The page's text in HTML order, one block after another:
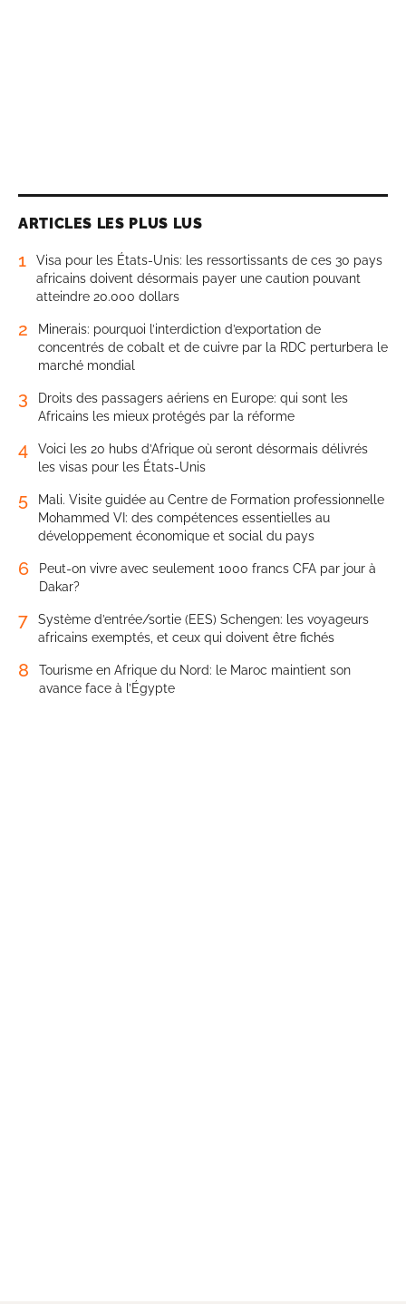
ARTICLES LES PLUS LUS
1
Visa pour les États-Unis: les ressortissants de ces 30 pays
africains doivent désormais payer une caution pouvant
atteindre 20.000 dollars
2
Minerais: pourquoi l’interdiction d’exportation de
concentrés de cobalt et de cuivre par la RDC perturbera le
marché mondial
3
Droits des passagers aériens en Europe: qui sont les
Africains les mieux protégés par la réforme
4
Voici les 20 hubs d’Afrique où seront désormais délivrés
les visas pour les États-Unis
5
Mali. Visite guidée au Centre de Formation professionnelle
Mohammed VI: des compétences essentielles au
développement économique et social du pays
6
Peut-on vivre avec seulement 1000 francs CFA par jour à
Dakar?
7
Système d’entrée/sortie (EES) Schengen: les voyageurs
africains exemptés, et ceux qui doivent être fichés
8
Tourisme en Afrique du Nord: le Maroc maintient son
avance face à l’Égypte